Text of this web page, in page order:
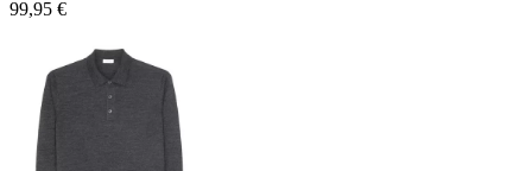
99,95 €